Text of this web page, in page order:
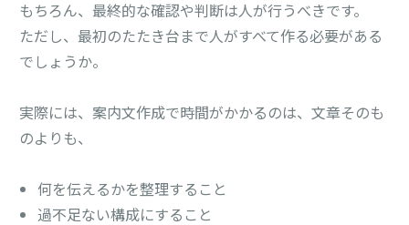
もちろん、最終的な確認や判断は人が行うべきです。
ただし、最初のたたき台まで人がすべて作る必要がある
でしょうか。
実際には、案内文作成で時間がかかるのは、文章そのも
のよりも、
何を伝えるかを整理すること
過不足ない構成にすること